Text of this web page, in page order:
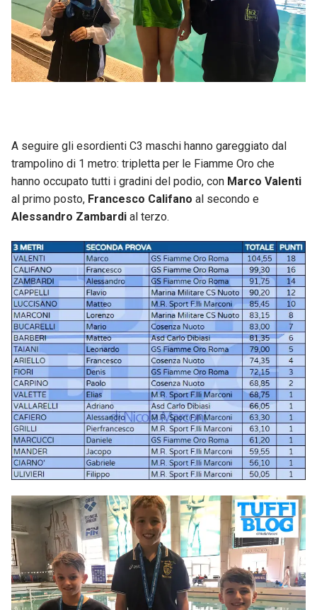
A seguire gli esordienti C3 maschi hanno gareggiato dal
trampolino di 1 metro: tripletta per le Fiamme Oro che
hanno occupato tutti i gradini del podio, con Marco Valenti
al primo posto, Francesco Califano al secondo e
Alessandro Zambardi al terzo.